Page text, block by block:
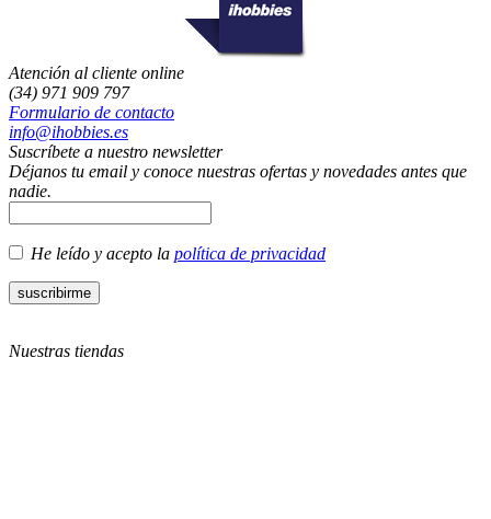
Atención al cliente online
(34) 971 909 797
Formulario de contacto
info@ihobbies.es
Suscríbete a nuestro newsletter
Déjanos tu email y conoce nuestras ofertas y novedades antes que
nadie.
He leído y acepto la política de privacidad
Nuestras tiendas